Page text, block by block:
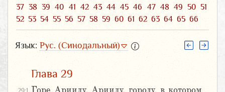
37 38 39 40 41 42 43 44 45 46 47 48 49 50 51
52 53 54 55 56 57 58 59 60 61 62 63 64 65 66
Язык: Рус. (Синодальный)
Глава 29